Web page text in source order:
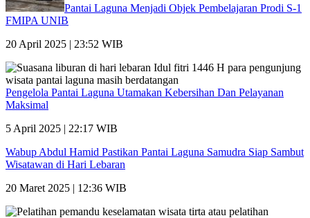
Pantai Laguna Menjadi Objek Pembelajaran Prodi S-1
FMIPA UNIB
20 April 2025 | 23:52 WIB
Pengelola Pantai Laguna Utamakan Kebersihan Dan Pelayanan
Maksimal
5 April 2025 | 22:17 WIB
Wabup Abdul Hamid Pastikan Pantai Laguna Samudra Siap Sambut
Wisatawan di Hari Lebaran
20 Maret 2025 | 12:36 WIB